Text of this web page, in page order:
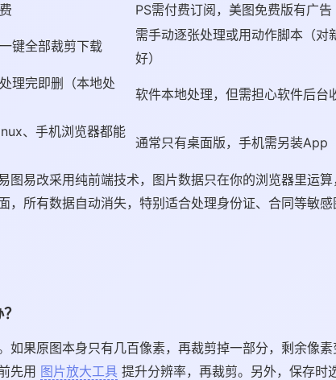
PS需付费订阅，美图免费版有广告
键全部裁剪下载
需手动逐张处理或用动作脚本（对
好）
理完即删（本地处
软件本地处理，但需担心软件后台
、手机浏览器都能
通常只有桌面版，手机需另装App
图易改采用纯前端技术，图片数据只在你的浏览器里运
，所有数据自动消失，特别适合处理身份证、合同等敏
如果原图本身只有几百像素，再裁剪掉一部分，剩余像
先用 图片放大工具 提升分辨率，再裁剪。另外，保存时